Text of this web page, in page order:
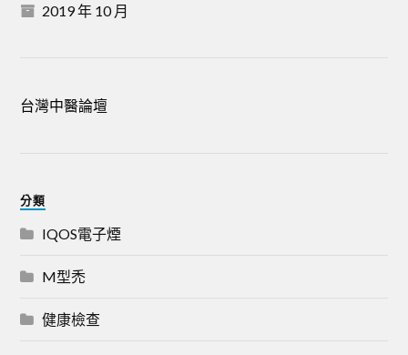
2019 年 10 月
台灣中醫論壇
分類
IQOS電子煙
M型禿
健康檢查